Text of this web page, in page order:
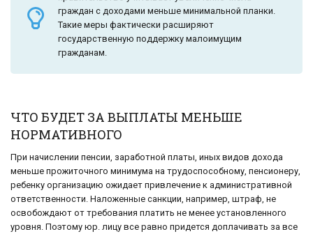
граждан с доходами меньше минимальной планки.
Такие меры фактически расширяют
государственную поддержку малоимущим
гражданам.
ЧТО БУДЕТ ЗА ВЫПЛАТЫ МЕНЬШЕ
НОРМАТИВНОГО
При начислении пенсии, заработной платы, иных видов дохода
меньше прожиточного минимума на трудоспособному, пенсионеру,
ребенку организацию ожидает привлечение к административной
ответственности. Наложенные санкции, например, штраф, не
освобождают от требования платить не менее установленного
уровня. Поэтому юр. лицу все равно придется доплачивать за все